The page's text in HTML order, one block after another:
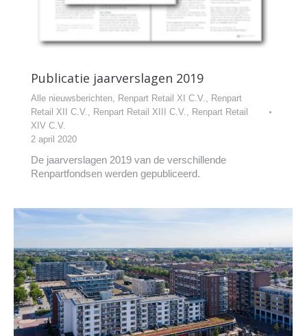
Publicatie jaarverslagen 2019
Alle nieuwsberichten Renpart Retail XI C.V.
Renpart
Retail XII C.V.
Renpart Retail XIII C.V.
Renpart Retail
XIV C.V.
2 april 2020
De jaarverslagen 2019 van de verschillende
Renpartfondsen werden gepubliceerd.